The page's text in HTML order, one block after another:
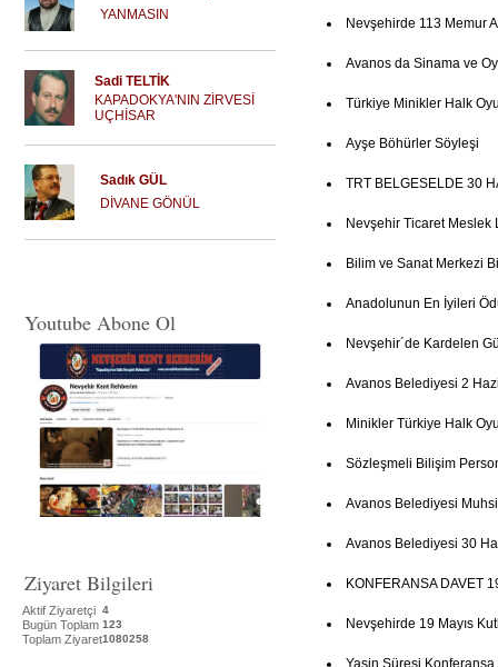
YANMASIN
Sadi TELTİK
KAPADOKYA'NIN ZİRVESİ
UÇHİSAR
Sadık GÜL
DİVANE GÖNÜL
Youtube Abone Ol
Ziyaret Bilgileri
Aktif Ziyaretçi 4
Bugün Toplam 123
Toplam Ziyaret1080258
Nevşehirde 113 Memur
Avanos da Sinama ve
Türkiye Minikler Halk
Ayşe Böhürler Söyleşi
TRT BELGESELDE 30
Nevşehir Ticaret Meslek
Bilim ve Sanat Merkezi
Anadolunun En İyileri
Nevşehir´de Kardelen
Avanos Belediyesi 2
Minikler Türkiye Halk
Sözleşmeli Bilişim
Avanos Belediyesi
Avanos Belediyesi 30
KONFERANSA DAVET
Nevşehirde 19 Mayıs
Yasin Süresi Konferansa